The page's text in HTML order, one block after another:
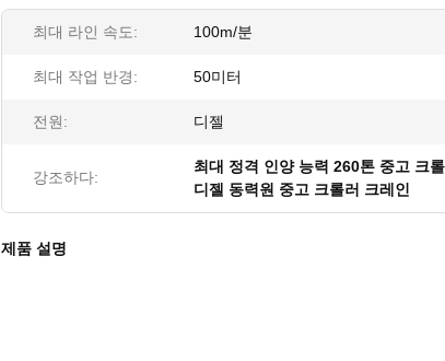
최대 라인 속도: 100m/분
최대 작업 반경: 50미터
전원: 디젤
강조하다:
최대 정격 인양 능력 260톤 중고 크롤
디젤 동력원 중고 크롤러 크레인
제품 설명